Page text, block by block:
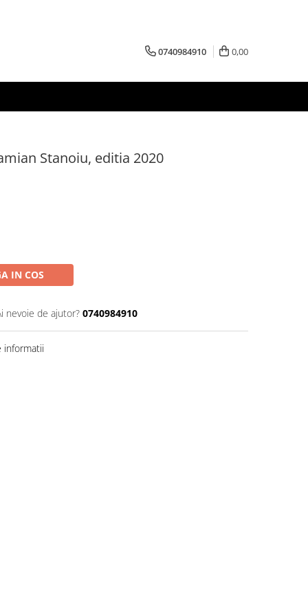
0740984910 0,00
Stanoiu, editia 2020
IN COS
nevoie de ajutor? 0740984910
informatii